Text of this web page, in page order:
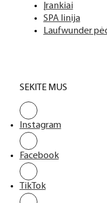
Įrankiai
SPA linija
Laufwunder
SEKITE MUS
Instagram
Facebook
TikTok